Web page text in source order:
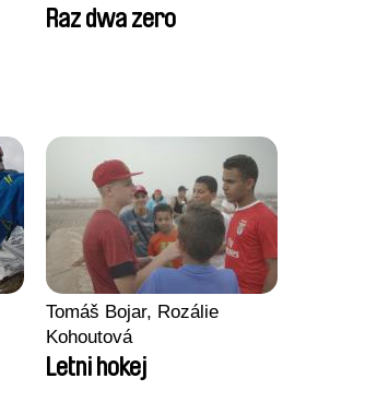
Raz dwa zero
Tomáš Bojar, Rozálie
Kohoutová
Letni hokej